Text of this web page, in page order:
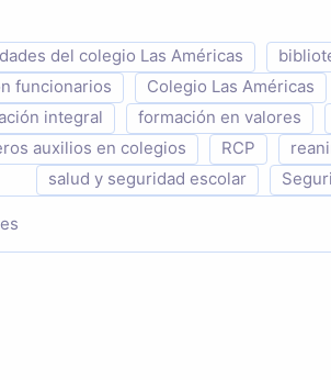
del colegio Las Américas
funcionarios
Colegio Las Américas
integral
formación en valores
auxilios en colegios
RCP
salud y seguridad escolar